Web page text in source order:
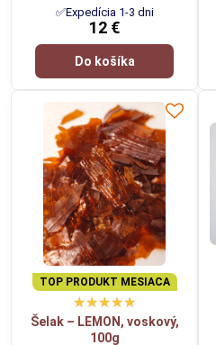
✅Expedícia 1-3 dni
12 €
Do košíka
TOP PRODUKT MESIACA
Šelak – LEMON, voskový,
100g